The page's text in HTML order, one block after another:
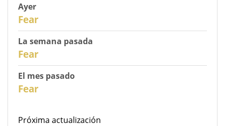
Ayer
Fear
La semana pasada
Fear
El mes pasado
Fear
Próxima actualización